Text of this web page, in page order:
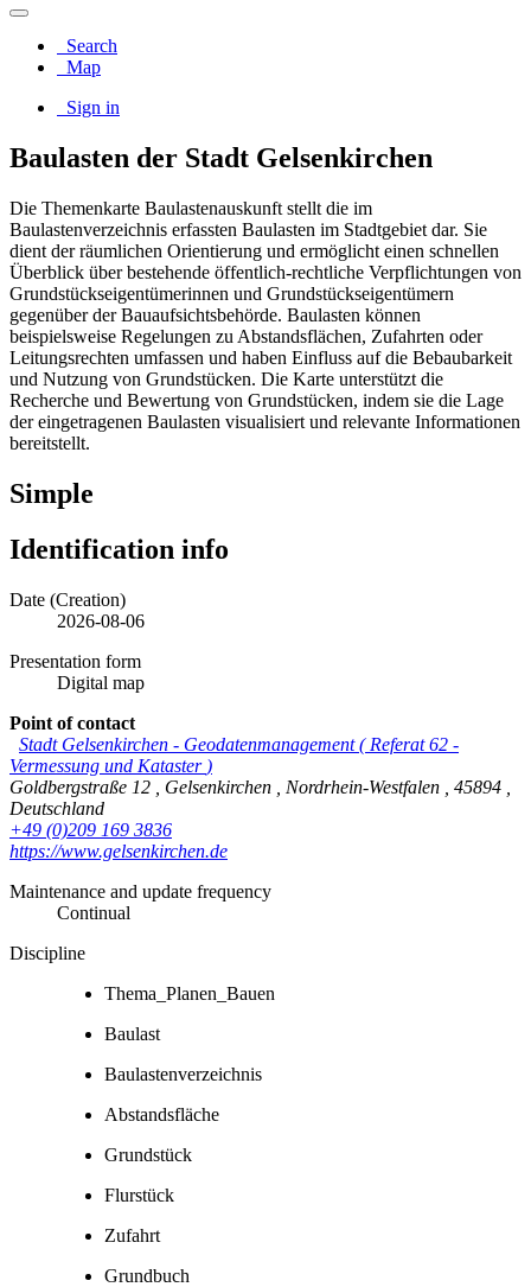
Search
Map
Sign in
Baulasten der Stadt Gelsenkirchen
Die Themenkarte Baulastenauskunft stellt die im
Baulastenverzeichnis erfassten Baulasten im Stadtgebiet dar. Sie
dient der räumlichen Orientierung und ermöglicht einen schnellen
Überblick über bestehende öffentlich-rechtliche Verpflichtungen von
Grundstückseigentümerinnen und Grundstückseigentümern
gegenüber der Bauaufsichtsbehörde. Baulasten können
beispielsweise Regelungen zu Abstandsflächen, Zufahrten oder
Leitungsrechten umfassen und haben Einfluss auf die Bebaubarkeit
und Nutzung von Grundstücken. Die Karte unterstützt die
Recherche und Bewertung von Grundstücken, indem sie die Lage
der eingetragenen Baulasten visualisiert und relevante Informationen
bereitstellt.
Simple
Identification info
Date (Creation)
2026-08-06
Presentation form
Digital map
Point of contact
Stadt Gelsenkirchen - Geodatenmanagement( Referat 62 -
Vermessung und Kataster )
Goldbergstraße 12
Gelsenkirchen Nordrhein-Westfalen 45894
Deutschland
+49 (0)209 169 3836
https://www.gelsenkirchen.de
Maintenance and update frequency
Continual
Discipline
Thema_Planen_Bauen
Baulast
Baulastenverzeichnis
Abstandsfläche
Grundstück
Flurstück
Zufahrt
Grundbuch